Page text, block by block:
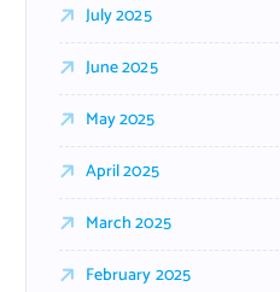
July 2025
June 2025
May 2025
April 2025
March 2025
February 2025